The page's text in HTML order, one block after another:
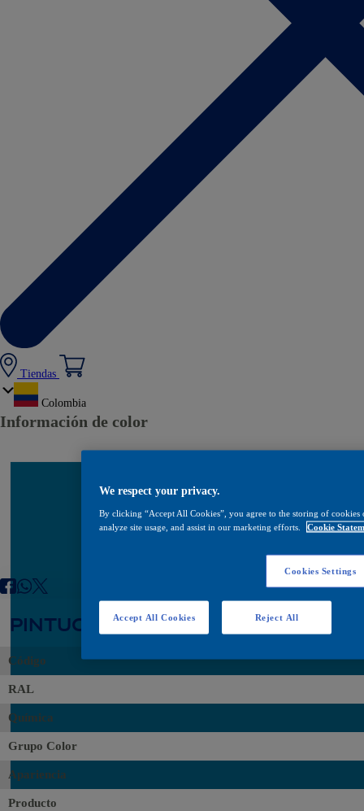
Tiendas
Colombia
Información de color
PINTUCOAT PLUS AZUL RAL5015
Código
RAL
Química
Grupo Color
Apariencia
Producto
We respect your privacy.
By clicking “Accept All Cookies”, you agree to the storing of
analyze site usage, and assist in our marketing efforts.
Cookie
Cookies Settings
Reject All
Accept All Cookies